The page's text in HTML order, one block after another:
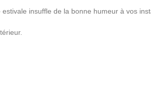
insuffle de la bonne humeur à vos